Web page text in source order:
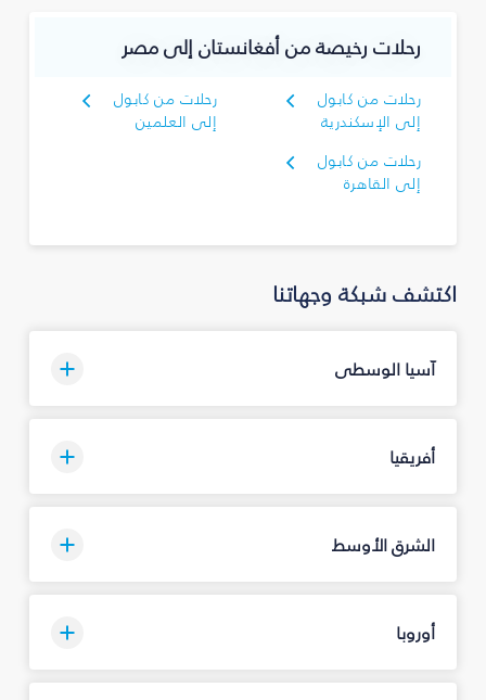
رحلات رخيصة من أفغانستان إلى مصر
رحلات من كابول
إلى الإسكندرية
رحلات من كابول
إلى العلمين
رحلات من كابول
إلى القاهرة
اكتشف شبكة وجهاتنا
آسيا الوسطى
أفريقيا
الشرق الأوسط
أوروبا